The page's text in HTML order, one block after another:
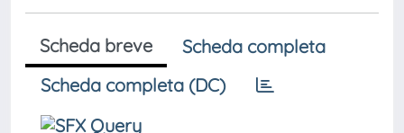
Scheda breve
Scheda completa
Scheda completa (DC)